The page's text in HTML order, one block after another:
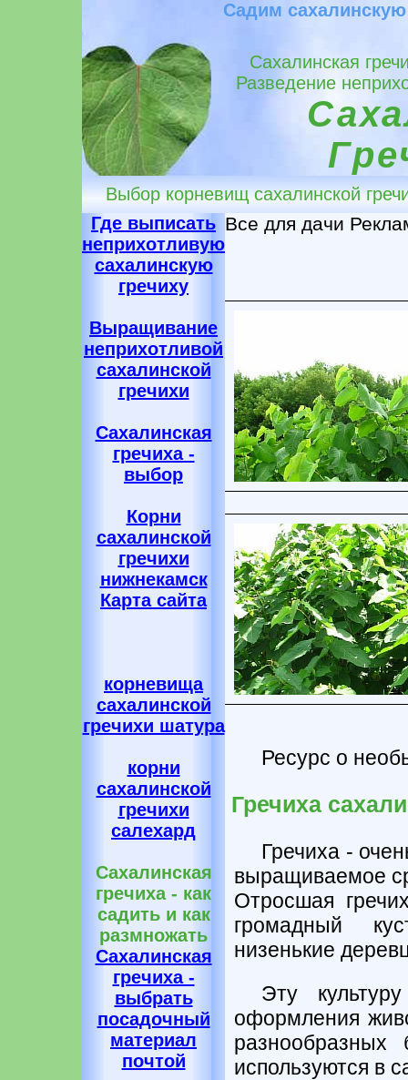
Садим сахалинскую
Сахалинская
Разведение
Выбор корневищ сахалинской
Где выписать
неприхотливую
сахалинскую
гречиху
Выращивание
неприхотливой
сахалинской
гречихи
Сахалинская
гречиха -
выбор
Корни
сахалинской
гречихи
нижнекамск
Карта сайта
корневища
сахалинской
гречихи шатура
корни
сахалинской
гречихи
салехард
Сахалинская
гречиха - как
садить и как
размножать
Сахалинская
гречиха -
выбрать
посадочный
материал
почтой
Все для дачи
Ресурс о
Гречиха
Гречиха -
выращиваемое
Отросшая
громадный
низенькие
Эту
оформления
используются в